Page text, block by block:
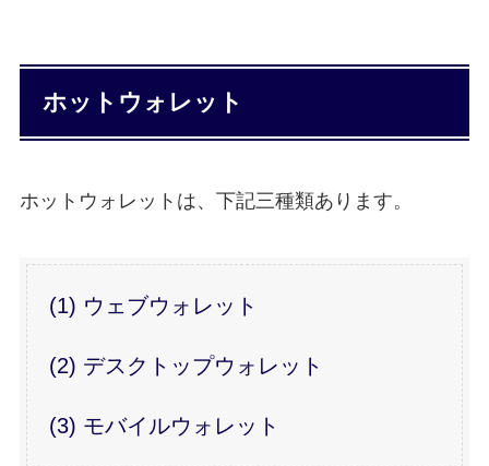
ホットウォレット
ホットウォレットは、下記三種類あります。
(1) ウェブウォレット
(2) デスクトップウォレット
(3) モバイルウォレット